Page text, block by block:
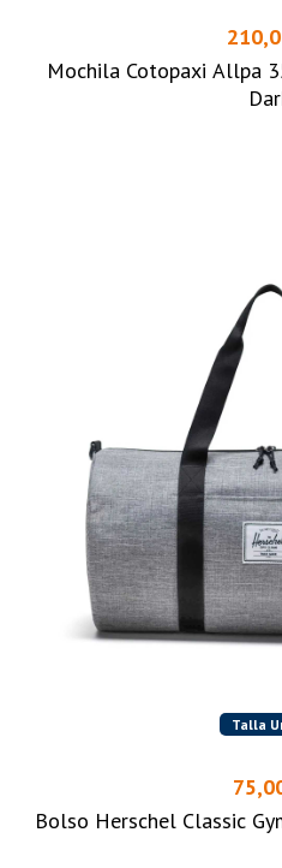
Mochila Cotopaxi Allpa
Talla
Bolso Herschel Classic